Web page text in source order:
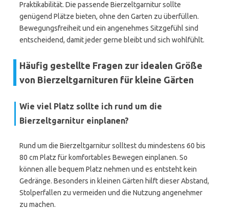
Praktikabilität. Die passende Bierzeltgarnitur sollte
genügend Plätze bieten, ohne den Garten zu überfüllen.
Bewegungsfreiheit und ein angenehmes Sitzgefühl sind
entscheidend, damit jeder gerne bleibt und sich wohlfühlt.
Häufig gestellte Fragen zur idealen Größe
von Bierzeltgarnituren für kleine Gärten
Wie viel Platz sollte ich rund um die
Bierzeltgarnitur einplanen?
Rund um die Bierzeltgarnitur solltest du mindestens 60 bis
80 cm Platz für komfortables Bewegen einplanen. So
können alle bequem Platz nehmen und es entsteht kein
Gedränge. Besonders in kleinen Gärten hilft dieser Abstand,
Stolperfallen zu vermeiden und die Nutzung angenehmer
zu machen.